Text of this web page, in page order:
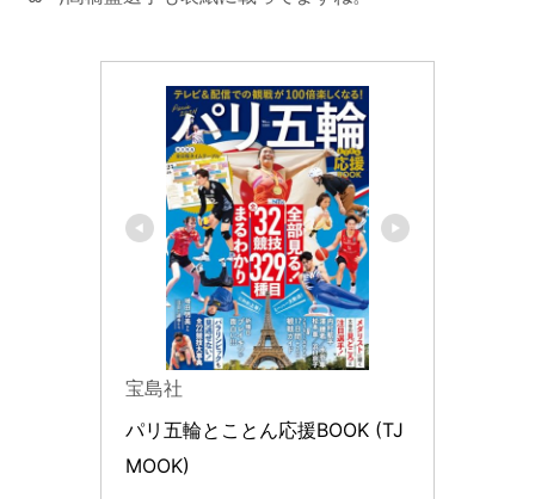
宝島社
パリ五輪とことん応援BOOK (TJ
MOOK)